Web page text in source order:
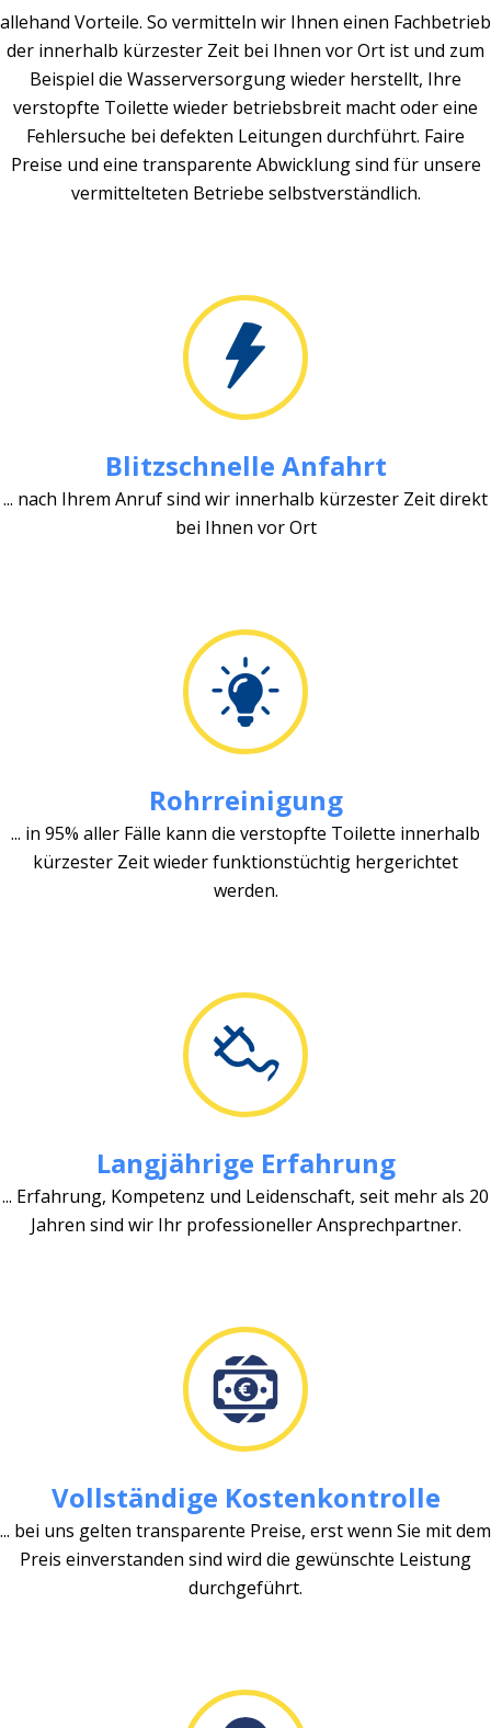
allehand Vorteile. So vermitteln wir Ihnen einen Fachbetrieb
der innerhalb kürzester Zeit bei Ihnen vor Ort ist und zum
Beispiel die Wasserversorgung wieder herstellt, Ihre
verstopfte Toilette wieder betriebsbreit macht oder eine
Fehlersuche bei defekten Leitungen durchführt. Faire
Preise und eine transparente Abwicklung sind für unsere
vermittelteten Betriebe selbstverständlich.
Blitzschnelle Anfahrt
... nach Ihrem Anruf sind wir innerhalb kürzester Zeit direkt
bei Ihnen vor Ort
Rohrreinigung
... in 95% aller Fälle kann die verstopfte Toilette innerhalb
kürzester Zeit wieder funktionstüchtig hergerichtet
werden.
Langjährige Erfahrung
... Erfahrung, Kompetenz und Leidenschaft, seit mehr als 20
Jahren sind wir Ihr professioneller Ansprechpartner.
Vollständige Kostenkontrolle
... bei uns gelten transparente Preise, erst wenn Sie mit dem
Preis einverstanden sind wird die gewünschte Leistung
durchgeführt.